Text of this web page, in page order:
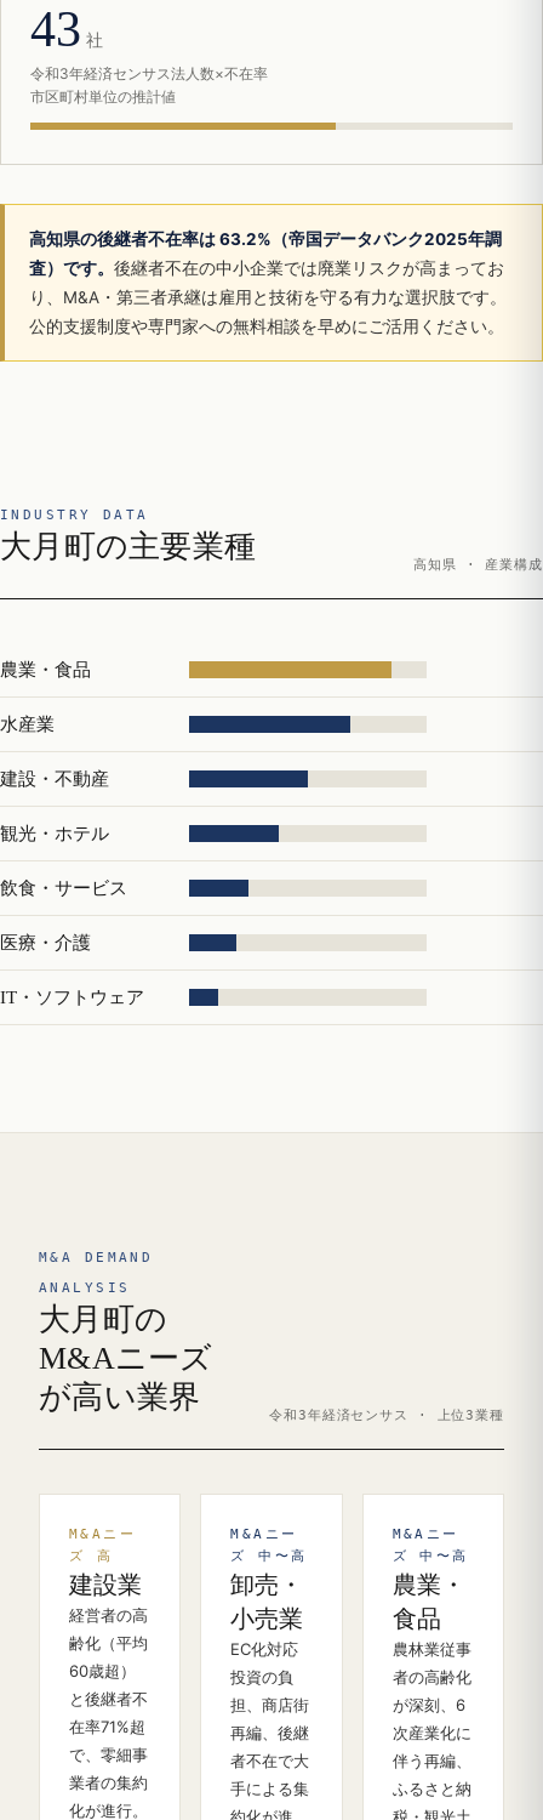
43 社
令和3年経済センサス法人数×不在率
市区町村単位の推計値
高知県の後継者不在率は 63.2%（帝国データバンク2025年調
査）です。 後継者不在の中小企業では廃業リスクが高まってお
り、M&A・第三者承継は雇用と技術を守る有力な選択肢です。
公的支援制度や専門家への無料相談を早めにご活用ください。
INDUSTRY DATA
大月町の主要業種
高知県 · 産業構成
農業・食品
水産業
建設・不動産
観光・ホテル
飲食・サービス
医療・介護
IT・ソフトウェア
M&A DEMAND
ANALYSIS
大月町の
M&Aニーズ
が高い業界
令和3年経済センサス · 上位3業種
M&Aニー
ズ 高
建設業
経営者の高
齢化（平均
60歳超）
と後継者不
在率71%超
で、零細事
業者の集約
化が進行。
M&Aニー
ズ 中〜高
卸売・
小売業
EC化対応
投資の負
担、商店街
再編、後継
者不在で大
手による集
M&Aニー
ズ 中〜高
農業・
食品
農林業従事
者の高齢化
が深刻、6
次産業化に
伴う再編、
ふるさと納